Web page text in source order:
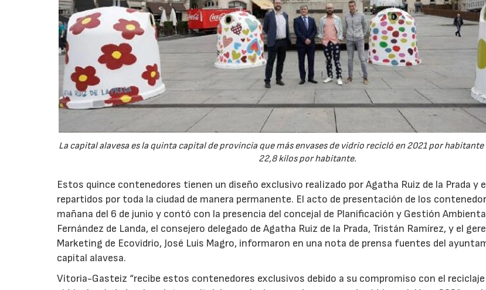
La capital alavesa es la quinta capital de provincia que más envases de vidrio recicló en 2021 por
22,8 kilos por habitante.
Estos quince contenedores tienen un diseño exclusivo realizado por Agatha Ruiz de la Prada y
repartidos por toda la ciudad de manera permanente. El acto de presentación de los
mañana del 6 de junio y contó con la presencia del concejal de Planificación y Gestión
Fernández de Landa, el consejero delegado de Agatha Ruiz de la Prada, Tristán Ramírez, y el
Marketing de Ecovidrio, José Luis Magro, informaron en una nota de prensa fuentes del
capital alavesa.
Vitoria-Gasteiz “recibe estos contenedores exclusivos debido a su compromiso con el reciclaje